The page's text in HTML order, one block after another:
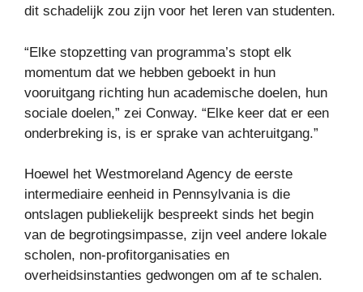
dit schadelijk zou zijn voor het leren van studenten.
“Elke stopzetting van programma’s stopt elk
momentum dat we hebben geboekt in hun
vooruitgang richting hun academische doelen, hun
sociale doelen,” zei Conway. “Elke keer dat er een
onderbreking is, is er sprake van achteruitgang.”
Hoewel het Westmoreland Agency de eerste
intermediaire eenheid in Pennsylvania is die
ontslagen publiekelijk bespreekt sinds het begin
van de begrotingsimpasse, zijn veel andere lokale
scholen, non-profitorganisaties en
overheidsinstanties gedwongen om af te schalen.